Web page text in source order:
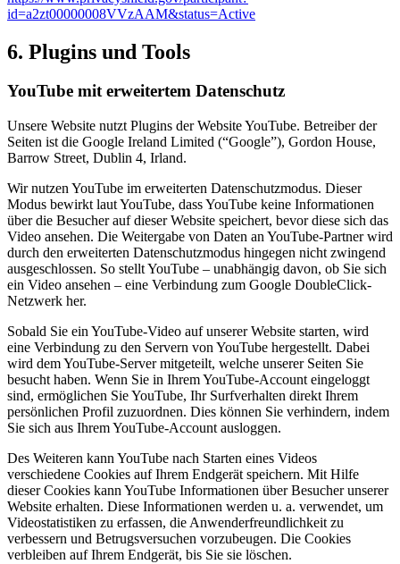
id=a2zt00000008VVzAAM&status=Active
6. Plugins und Tools
YouTube mit erweitertem Datenschutz
Unsere Website nutzt Plugins der Website YouTube. Betreiber der
Seiten ist die Google Ireland Limited (“Google”), Gordon House,
Barrow Street, Dublin 4, Irland.
Wir nutzen YouTube im erweiterten Datenschutzmodus. Dieser
Modus bewirkt laut YouTube, dass YouTube keine Informationen
über die Besucher auf dieser Website speichert, bevor diese sich das
Video ansehen. Die Weitergabe von Daten an YouTube-Partner wird
durch den erweiterten Datenschutzmodus hingegen nicht zwingend
ausgeschlossen. So stellt YouTube – unabhängig davon, ob Sie sich
ein Video ansehen – eine Verbindung zum Google DoubleClick-
Netzwerk her.
Sobald Sie ein YouTube-Video auf unserer Website starten, wird
eine Verbindung zu den Servern von YouTube hergestellt. Dabei
wird dem YouTube-Server mitgeteilt, welche unserer Seiten Sie
besucht haben. Wenn Sie in Ihrem YouTube-Account eingeloggt
sind, ermöglichen Sie YouTube, Ihr Surfverhalten direkt Ihrem
persönlichen Profil zuzuordnen. Dies können Sie verhindern, indem
Sie sich aus Ihrem YouTube-Account ausloggen.
Des Weiteren kann YouTube nach Starten eines Videos
verschiedene Cookies auf Ihrem Endgerät speichern. Mit Hilfe
dieser Cookies kann YouTube Informationen über Besucher unserer
Website erhalten. Diese Informationen werden u. a. verwendet, um
Videostatistiken zu erfassen, die Anwenderfreundlichkeit zu
verbessern und Betrugsversuchen vorzubeugen. Die Cookies
verbleiben auf Ihrem Endgerät, bis Sie sie löschen.